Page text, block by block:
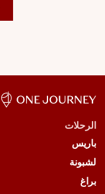
الرحلات
باريس
لشبونة
براغ